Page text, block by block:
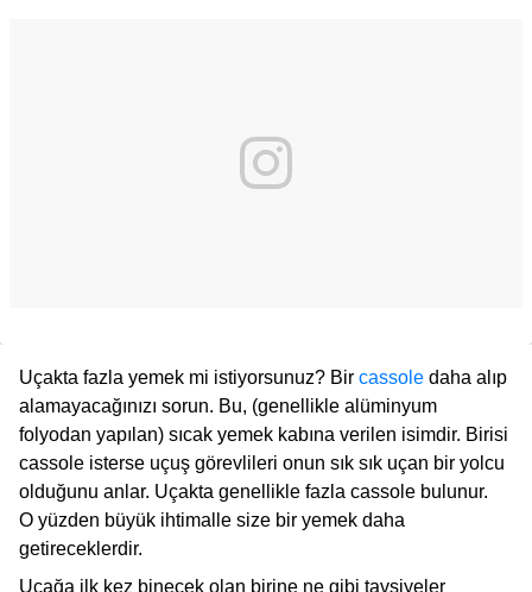
Uçakta fazla yemek mi istiyorsunuz? Bir cassole daha alıp
alamayacağınızı sorun. Bu, (genellikle alüminyum
folyodan yapılan) sıcak yemek kabına verilen isimdir. Birisi
cassole isterse uçuş görevlileri onun sık sık uçan bir yolcu
olduğunu anlar. Uçakta genellikle fazla cassole bulunur.
O yüzden büyük ihtimalle size bir yemek daha
getireceklerdir.
Uçağa ilk kez binecek olan birine ne gibi tavsiyeler